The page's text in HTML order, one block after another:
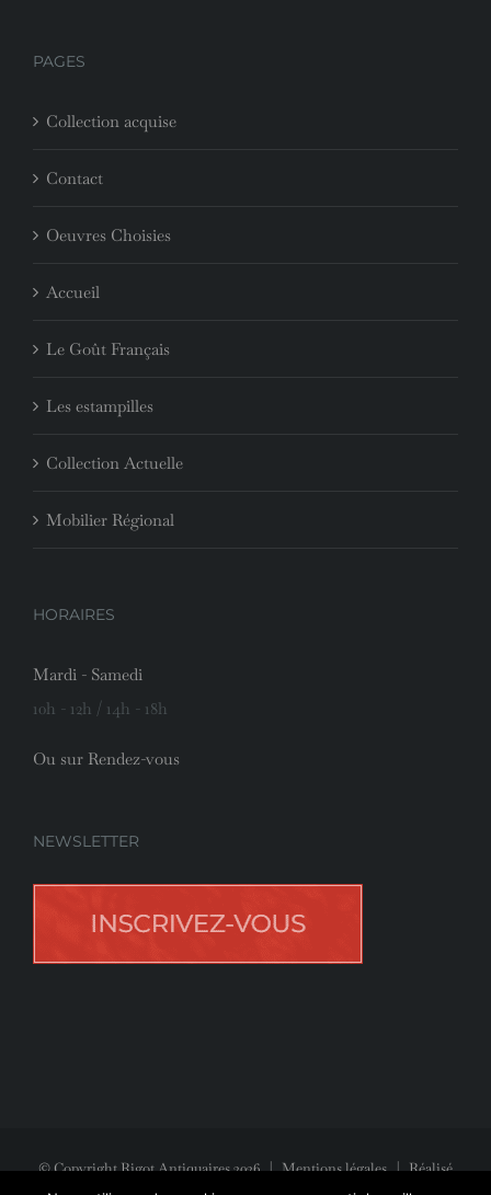
PAGES
Collection acquise
Contact
Oeuvres Choisies
Accueil
Le Goût Français
Les estampilles
Collection Actuelle
Mobilier Régional
HORAIRES
Mardi - Samedi
10h - 12h / 14h - 18h
Ou sur Rendez-vous
NEWSLETTER
© Copyright Rigot Antiquaires2026|Mentions légales| Réalisé